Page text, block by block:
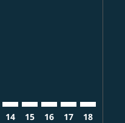
14 15 16 17 18